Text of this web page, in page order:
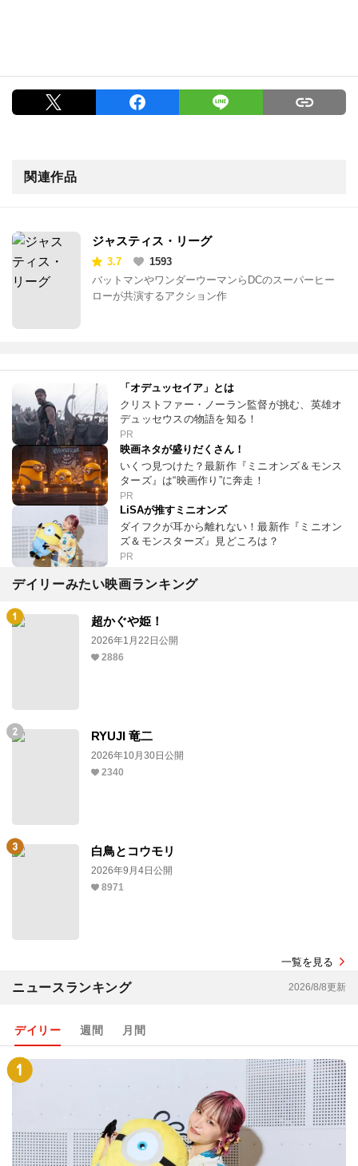
関連作品
ジャスティス・リーグ
3.7
1593
バットマンやワンダーウーマンらDCのスーパーヒー
ローが共演するアクション作
「オデュッセイア」とは
クリストファー・ノーラン監督が挑む、英雄オ
デュッセウスの物語を知る！
PR
映画ネタが盛りだくさん！
いくつ見つけた？最新作『ミニオンズ＆モンス
ターズ』は“映画作り”に奔走！
PR
LiSAが推すミニオンズ
ダイフクが耳から離れない！最新作『ミニオン
ズ＆モンスターズ』見どころは？
PR
デイリーみたい映画ランキング
超かぐや姫！
2026年1月22日公開
2886
RYUJI 竜二
2026年10月30日公開
2340
白鳥とコウモリ
2026年9月4日公開
8971
一覧を見る
ニュースランキング 2026/8/8更新
デイリー 週間 月間